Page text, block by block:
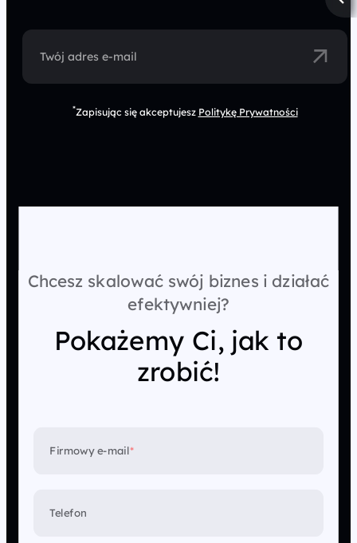
Twój adres e-mail
*Zapisując się akceptujesz Politykę Prywatności
Chcesz skalować swój biznes i działać
efektywniej?
Pokażemy Ci, jak to
zrobić!
Firmowy e-mail*
Telefon